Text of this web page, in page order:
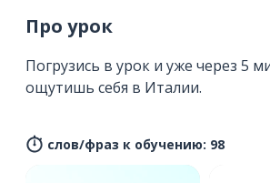
Про урок
Погрузись в урок и уже через 5
ощутишь себя в Италии.
слов/фраз к обучению: 98